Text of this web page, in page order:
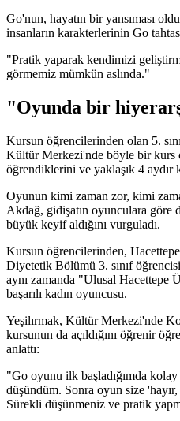
Go'nun, hayatın bir yansıması
insanların karakterlerinin Go
"Pratik yaparak kendimizi
görmemiz mümkün aslında."
"Oyunda bir
Kursun öğrencilerinden olan 5.
Kültür Merkezi'nde böyle bir kurs
öğrendiklerini ve yaklaşık 4 aydır
Oyunun kimi zaman zor, kimi
Akdağ, gidişatın oyunculara göre
büyük keyif aldığını vurguladı.
Kursun öğrencilerinden,
Diyetetik Bölümü 3. sınıf
aynı zamanda "Ulusal Hacettepe
başarılı kadın oyuncusu.
Yeşilırmak, Kültür Merkezi'nde
kursunun da açıldığını öğrenir
anlattı:
"Go oyunu ilk başladığımda
düşündüm. Sonra oyun size
Sürekli düşünmeniz ve pratik